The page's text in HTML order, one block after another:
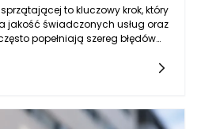
to kluczowy krok, który
jakość świadczonych usług oraz
popełniają szereg błędów
ale wielu klientów nie
które zostały